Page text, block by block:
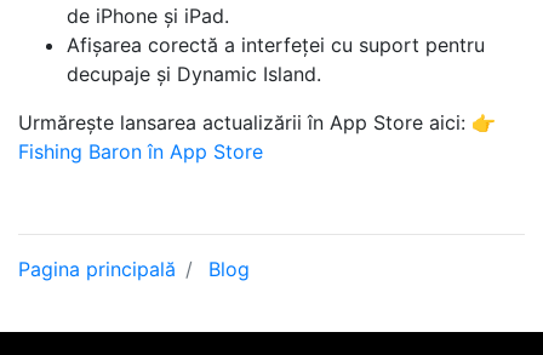
de iPhone și iPad.
Afișarea corectă a interfeței cu suport pentru
decupaje și Dynamic Island.
Urmărește lansarea actualizării în App Store aici: 👉
Fishing Baron în App Store
Pagina principală Blog